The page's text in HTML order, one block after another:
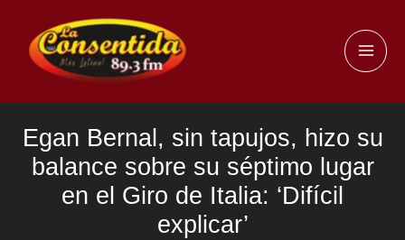
contenido
Egan Bernal, sin tapujos, hizo su
balance sobre su séptimo lugar
en el Giro de Italia: ‘Difícil
explicar’